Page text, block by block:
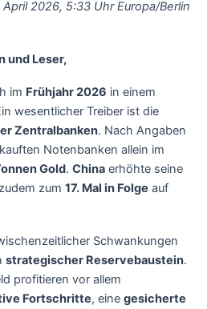
2026, 5:33 Uhr Europa/Berlin
und Leser,
im Frühjahr 2026 in einem
wesentlicher Treiber ist die
Zentralbanken. Nach Angaben
kauften Notenbanken allein im
Gold. China erhöhte seine
zum 17. Mal in Folge auf
Schwankungen
strategischer Reservebaustein.
profitieren vor allem
Fortschritte, eine gesicherte